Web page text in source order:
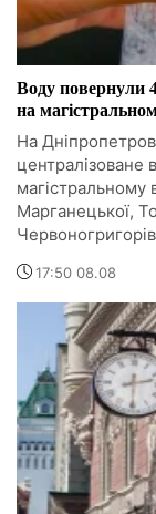
Воду повернули
на
На
централізоване
магістральному
Марганецької,
17:50 08.08